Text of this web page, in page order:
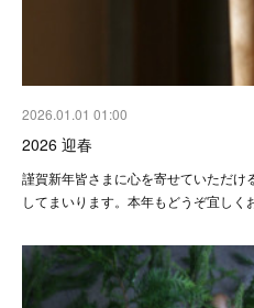
2026.01.01 01:00
2026 迎春
謹賀新年皆さまに心を寄せていただけ
してまいります。本年もどうぞ宜し